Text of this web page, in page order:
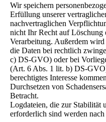
Wir speichern
Erfüllung unserer
nachvertraglichen
nicht Ihr Recht auf Löschung
Verarbeitung. Außerdem
die Daten bei rechtlich
c) DS-GVO) oder bei
(Art. 6 Abs. 1 lit. b) DS-
berechtigtes Interesse
Durchsetzen von
Betracht.
Logdateien, die zur Stabilität
erforderlich sind werden